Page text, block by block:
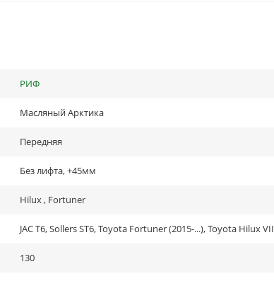
РИФ
Масляный Арктика
Передняя
Без лифта, +45мм
Hilux , Fortuner
130